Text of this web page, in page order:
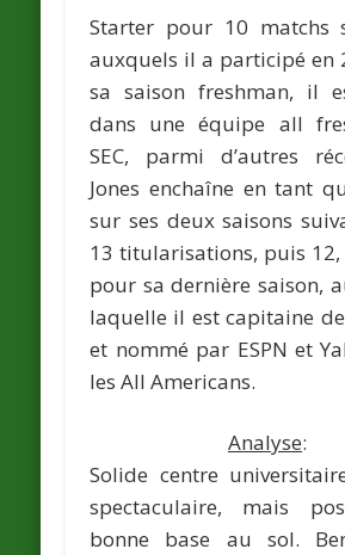
Starter pour 10 matchs
auxquels il a participé en
sa saison freshman, il
dans une équipe all
SEC, parmi d’autres
Jones enchaîne en tant
sur ses deux saisons
13 titularisations, puis 12,
pour sa dernière saison,
laquelle il est capitaine
et nommé par ESPN et
les All Americans.
Analyse:
Solide centre
spectaculaire, mais
bonne base au sol.